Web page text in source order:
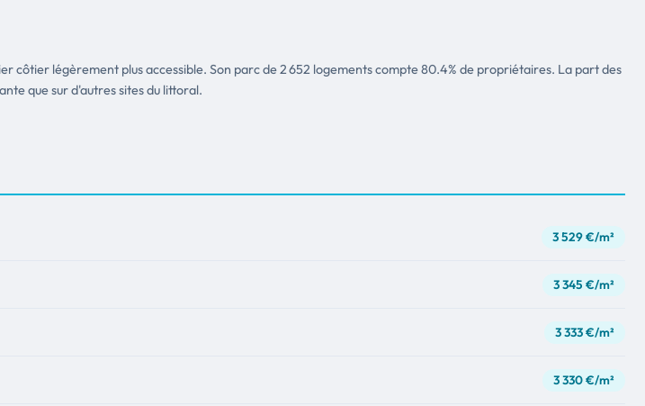
côtier légèrement plus accessible. Son parc de 2 652 logements compte 80.4% de propriétaires. La part des
que sur d'autres sites du littoral.
3 529 €/m²
3 345 €/m²
3 333 €/m²
3 330 €/m²